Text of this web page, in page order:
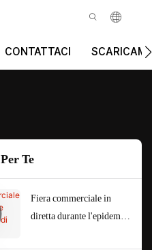
CONTATTACI
Te
Fiera commerciale in
diretta durante l'epidemia